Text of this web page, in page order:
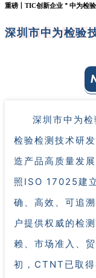
重磅丨TIC创新企业＂中为检
深圳市中为检验
深圳市中为
检验检测技术研
造产品高质量发
照ISO 17025建
确、高效、可追
户提供权威的检
赖、市场准入、
初，CTNT已取得